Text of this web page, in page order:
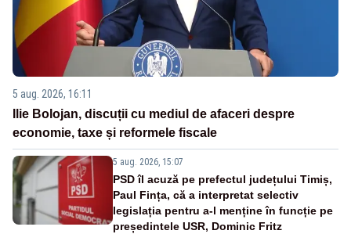
5 aug. 2026, 16:11
Ilie Bolojan, discuții cu mediul de afaceri despre
economie, taxe și reformele fiscale
5 aug. 2026, 15:07
PSD îl acuză pe prefectul județului Timiș,
Paul Fința, că a interpretat selectiv
legislația pentru a-l menține în funcție pe
președintele USR, Dominic Fritz